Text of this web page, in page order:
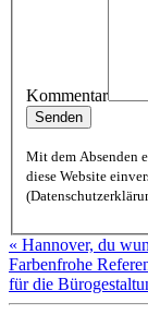
Kommentar
Mit dem Absenden
diese Website einverstanden. Kommentare kannst Du
« Hannover, du
Farbenfrohe
für die